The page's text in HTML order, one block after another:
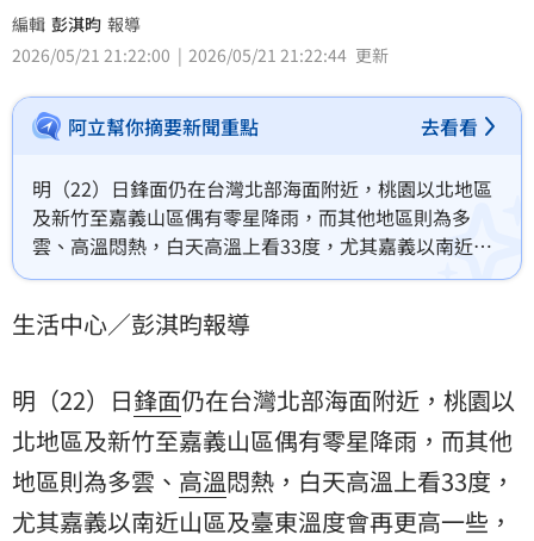
編輯 彭淇昀 報導
2026/05/21 21:22:00
2026/05/21 21:22:44 更新
阿立幫你摘要新聞重點 去看看
明（22）日鋒面仍在台灣北部海面附近，桃園以北地區
及新竹至嘉義山區偶有零星降雨，而其他地區則為多
雲、高溫悶熱，白天高溫上看33度，尤其嘉義以南近山
區及臺東溫度會再更高一些，局部可能來到36度以上。
東方海面附近，有熱帶系統發展的趨勢，不過是否增強
生活中心／彭淇昀報導
明（22）日鋒面仍在台灣北部海面附近，桃園以
北地區及新竹至嘉義山區偶有零星降雨，而其他
地區則為多雲、 高溫悶熱，白天高溫上看33度，
尤其嘉義以南近山區及臺東溫度會再更高一些，